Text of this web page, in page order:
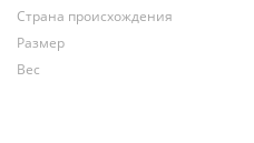
Страна происхождения
Размер
Вес